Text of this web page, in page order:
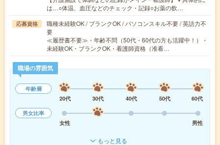
は…○体温、血圧などのチェック・記録○お薬の飲…
応募資格
職種未経験OK / ブランクOK / パソコンスキル不要 / 英語力不
要
≪履歴書不要≫・年齢不問（50代・60代の方も活躍中！）・
未経験OK・ブランクOK・看護師資格（准看…
職場の雰囲気
年齢層
20代
30代 40代 50代
60代
男女比率
女性
男性
もっと見る